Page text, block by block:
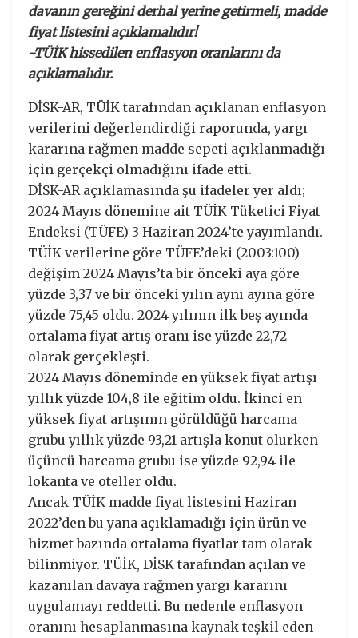
davanın gereğini derhal yerine getirmeli, madde
fiyat listesini açıklamalıdır!
-TÜİK hissedilen enflasyon oranlarını da
açıklamalıdır.
DİSK-AR, TÜİK tarafından açıklanan enflasyon
verilerini değerlendirdiği raporunda, yargı
kararına rağmen madde sepeti açıklanmadığı
için gerçekçi olmadığını ifade etti.
DİSK-AR açıklamasında şu ifadeler yer aldı;
2024 Mayıs dönemine ait TÜİK Tüketici Fiyat
Endeksi (TÜFE) 3 Haziran 2024’te yayımlandı.
TÜİK verilerine göre TÜFE’deki (2003:100)
değişim 2024 Mayıs’ta bir önceki aya göre
yüzde 3,37 ve bir önceki yılın aynı ayına göre
yüzde 75,45 oldu. 2024 yılının ilk beş ayında
ortalama fiyat artış oranı ise yüzde 22,72
olarak gerçekleşti.
2024 Mayıs döneminde en yüksek fiyat artışı
yıllık yüzde 104,8 ile eğitim oldu. İkinci en
yüksek fiyat artışının görüldüğü harcama
grubu yıllık yüzde 93,21 artışla konut olurken
üçüncü harcama grubu ise yüzde 92,94 ile
lokanta ve oteller oldu.
Ancak TÜİK madde fiyat listesini Haziran
2022’den bu yana açıklamadığı için ürün ve
hizmet bazında ortalama fiyatlar tam olarak
bilinmiyor. TÜİK, DİSK tarafından açılan ve
kazanılan davaya rağmen yargı kararını
uygulamayı reddetti. Bu nedenle enflasyon
oranını hesaplanmasına kaynak teşkil eden